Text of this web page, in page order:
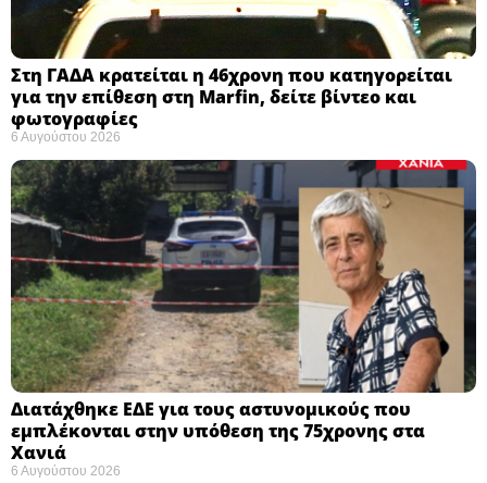
Στη ΓΑΔΑ κρατείται η 46χρονη που κατηγορείται
για την επίθεση στη Marfin, δείτε βίντεο και
φωτογραφίες
6 Αυγούστου 2026
Διατάχθηκε ΕΔΕ για τους αστυνομικούς που
εμπλέκονται στην υπόθεση της 75χρονης στα
Χανιά
6 Αυγούστου 2026